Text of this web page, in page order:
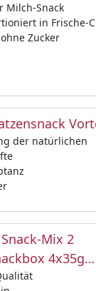
Milch-Snack
in Frische-
Zucker
der natürlichen
Snack-Mix 2
4x35g